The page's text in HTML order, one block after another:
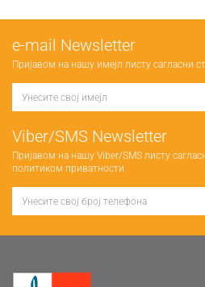
е-mail Newsletter
Пријавом на нашу имејл листу сагласни
Viber/SMS Newsletter
Пријавом на нашу Viber/SMS листу
политиком приватности